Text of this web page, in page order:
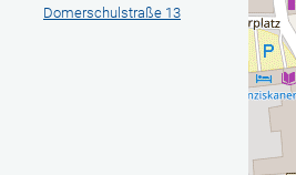
Domerschulstraße 13